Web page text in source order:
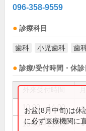
096-358-9559
診療科目
歯科 小児歯科 歯
診療/受付時間・休診
10:00～14:00 ●
16:00～21:00 ●
お盆(8月中旬)は休
に必ず医療機関に